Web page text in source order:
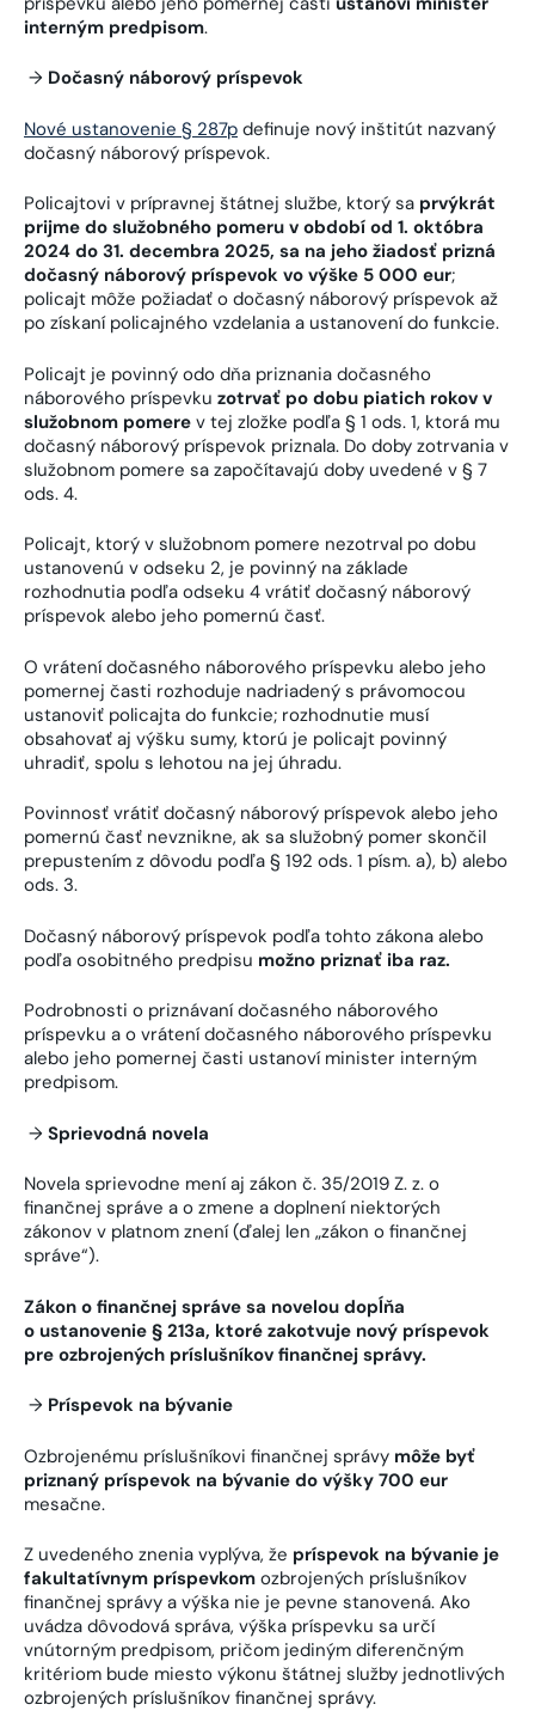
interným predpisom.
→ Dočasný náborový príspevok
Nové ustanovenie § 287p definuje nový inštitút nazvaný
dočasný náborový príspevok.
Policajtovi v prípravnej štátnej službe, ktorý sa prvýkrát
prijme do služobného pomeru v období od 1. októbra
2024 do 31. decembra 2025, sa na jeho žiadosť prizná
dočasný náborový príspevok vo výške 5 000 eur;
policajt môže požiadať o dočasný náborový príspevok až
po získaní policajného vzdelania a ustanovení do funkcie.
Policajt je povinný odo dňa priznania dočasného
náborového príspevku zotrvať po dobu piatich rokov v
služobnom pomere v tej zložke podľa § 1 ods. 1, ktorá mu
dočasný náborový príspevok priznala. Do doby zotrvania v
služobnom pomere sa započítavajú doby uvedené v § 7
ods. 4.
Policajt, ktorý v služobnom pomere nezotrval po dobu
ustanovenú v odseku 2, je povinný na základe
rozhodnutia podľa odseku 4 vrátiť dočasný náborový
príspevok alebo jeho pomernú časť.
O vrátení dočasného náborového príspevku alebo jeho
pomernej časti rozhoduje nadriadený s právomocou
ustanoviť policajta do funkcie; rozhodnutie musí
obsahovať aj výšku sumy, ktorú je policajt povinný
uhradiť, spolu s lehotou na jej úhradu.
Povinnosť vrátiť dočasný náborový príspevok alebo jeho
pomernú časť nevznikne, ak sa služobný pomer skončil
prepustením z dôvodu podľa § 192 ods. 1 písm. a), b) alebo
ods. 3.
Dočasný náborový príspevok podľa tohto zákona alebo
podľa osobitného predpisu možno priznať iba raz.
Podrobnosti o priznávaní dočasného náborového
príspevku a o vrátení dočasného náborového príspevku
alebo jeho pomernej časti ustanoví minister interným
predpisom.
→ Sprievodná novela
Novela sprievodne mení aj zákon č. 35/2019 Z. z. o
finančnej správe a o zmene a doplnení niektorých
zákonov v platnom znení (ďalej len „zákon o finančnej
správe“).
Zákon o finančnej správe sa novelou dopĺňa
o ustanovenie § 213a, ktoré zakotvuje nový príspevok
pre ozbrojených príslušníkov finančnej správy.
→ Príspevok na bývanie
Ozbrojenému príslušníkovi finančnej správy môže byť
priznaný príspevok na bývanie do výšky 700 eur
mesačne.
Z uvedeného znenia vyplýva, že príspevok na bývanie je
fakultatívnym príspevkom ozbrojených príslušníkov
finančnej správy a výška nie je pevne stanovená. Ako
uvádza dôvodová správa, výška príspevku sa určí
vnútorným predpisom, pričom jediným diferenčným
kritériom bude miesto výkonu štátnej služby jednotlivých
ozbrojených príslušníkov finančnej správy.